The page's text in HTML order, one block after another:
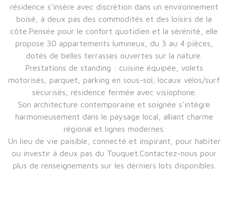
résidence s’insère avec discrétion dans un environnement
boisé, à deux pas des commodités et des loisirs de la
côte.Pensée pour le confort quotidien et la sérénité, elle
propose 30 appartements lumineux, du 3 au 4 pièces,
dotés de belles terrasses ouvertes sur la nature.
Prestations de standing : cuisine équipée, volets
motorisés, parquet, parking en sous-sol, locaux vélos/surf
sécurisés, résidence fermée avec visiophone.
Son architecture contemporaine et soignée s’intègre
harmonieusement dans le paysage local, alliant charme
régional et lignes modernes.
Un lieu de vie paisible, connecté et inspirant, pour habiter
ou investir à deux pas du Touquet.Contactez-nous pour
plus de renseignements sur les derniers lots disponibles.